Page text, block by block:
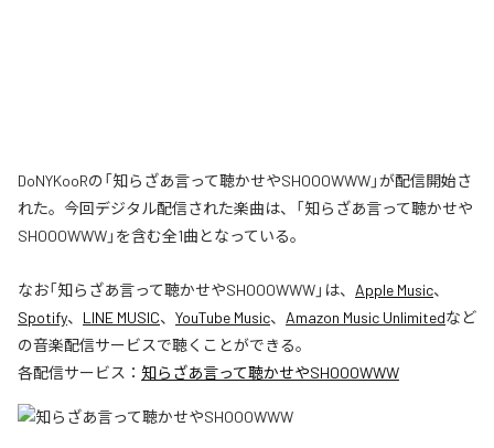
DoNYKooRの「知らざあ言って聴かせやSHOOOWWW」が配信開始さ
れた。今回デジタル配信された楽曲は、「知らざあ言って聴かせや
SHOOOWWW」を含む全1曲となっている。
なお「知らざあ言って聴かせやSHOOOWWW」は、 Apple Music、
Spotify、 LINE MUSIC、 YouTube Music、 Amazon Music Unlimitedなど
の音楽配信サービスで聴くことができる。
各配信サービス： 知らざあ言って聴かせやSHOOOWWW